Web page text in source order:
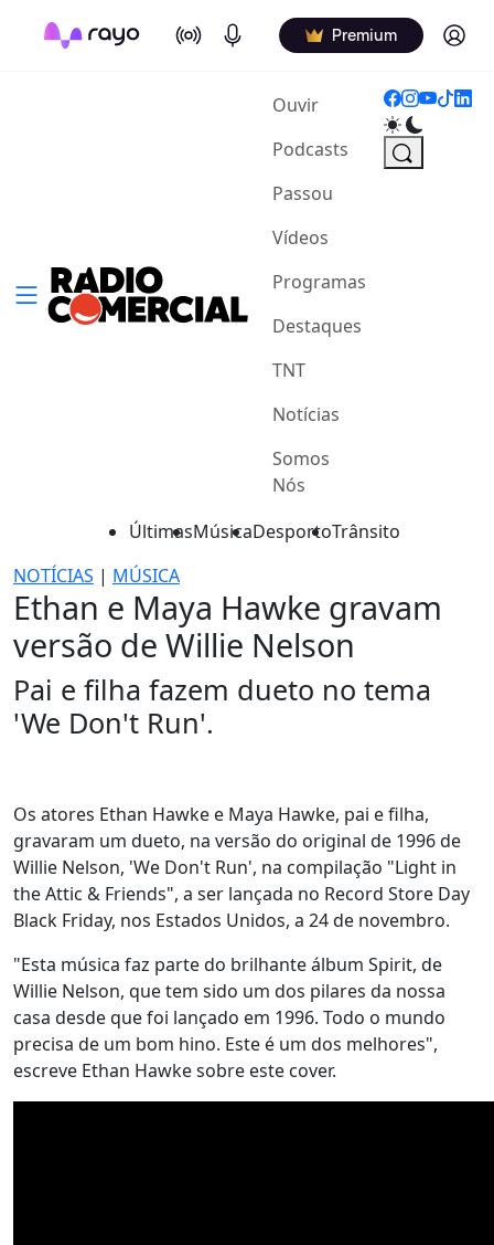
On Air Podcasts Premium Log in
Ouvir(current)
Podcasts
Passou
Vídeos
Programas
Destaques
TNT
Notícias
Somos
Nós
ÚltimasMúsicaDesportoTrânsito
NOTÍCIAS | MÚSICA
Ethan e Maya Hawke gravam
versão de Willie Nelson
Pai e filha fazem dueto no tema
'We Don't Run'.
Os atores Ethan Hawke e Maya Hawke, pai e filha,
gravaram um dueto, na versão do original de 1996 de
Willie Nelson, 'We Don't Run', na compilação "Light in
the Attic & Friends", a ser lançada no Record Store Day
Black Friday, nos Estados Unidos, a 24 de novembro.
"Esta música faz parte do brilhante álbum Spirit, de
Willie Nelson, que tem sido um dos pilares da nossa
casa desde que foi lançado em 1996. Todo o mundo
precisa de um bom hino. Este é um dos melhores",
escreve Ethan Hawke sobre este cover.